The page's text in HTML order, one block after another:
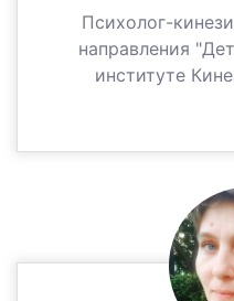
Психолог-
направления
институте